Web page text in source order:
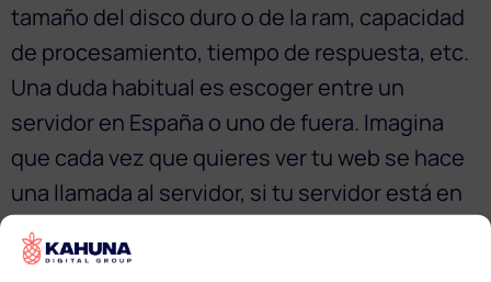
tamaño del disco duro o de la ram, capacidad
de procesamiento, tiempo de respuesta, etc.
Una duda habitual es escoger entre un
servidor en España o uno de fuera. Imagina
que cada vez que quieres ver tu web se hace
una llamada al servidor, si tu servidor está en
la otra punta del mundo habrá que ir
repitiendo la llmada por diferentes países